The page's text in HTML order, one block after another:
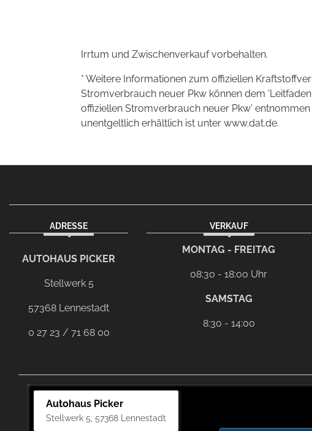
Irrtum und Zwischenverkauf vorbehalten.
* Weitere Informationen zum offiziellen
Stromverbrauch neuer Pkw können dem
offiziellen Stromverbrauch neuer Pkw'
unentgeltlich erhältlich ist unter www.dat.de.
ADRESSE
AUTOHAUS PICKER
Stellwerk 5
57368 Lennestadt
0 27 23 / 71 68 00
VERKAUF
MONTAG - FREITAG
08:30 - 18:00 Uhr
SAMSTAG
8:30 - 14:00
Dieser Link führt zu Ihrem eMail-Programm
Autohaus Picker
Stellwerk 5, 57368 Lennestadt